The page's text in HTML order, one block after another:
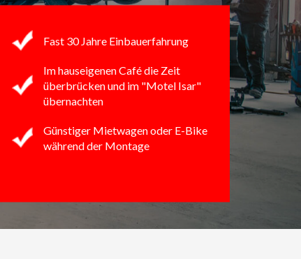
Fast 30 Jahre Einbauerfahrung
Im hauseigenen Cafédie Zeit
überbrückenund im "Motel Isar"
übernachten
Günstiger Mietwagen oder E-Bike
während der Montage